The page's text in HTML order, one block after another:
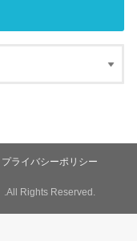
プライバシーポリシー
.All Rights Reserved.